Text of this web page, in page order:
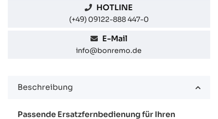
HOTLINE
(+49) 09122-888 447-0
E-Mail
info@bonremo.de
Beschreibung
Passende Ersatzfernbedienung für Ihren